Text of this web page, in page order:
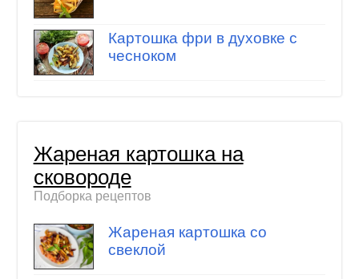
Картошка фри в духовке с
чесноком
Жареная картошка на
сковороде
Подборка рецептов
Жареная картошка со
свеклой